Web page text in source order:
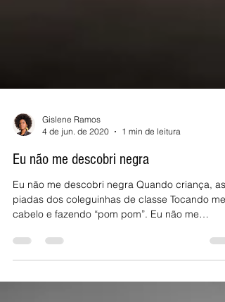
4 de jun. de 2020
1 min de leitura
Eu não me descobri negra
Eu não me descobri negra Quando criança, as
cabelo e fazendo “pom pom”. Eu não me
descobri...